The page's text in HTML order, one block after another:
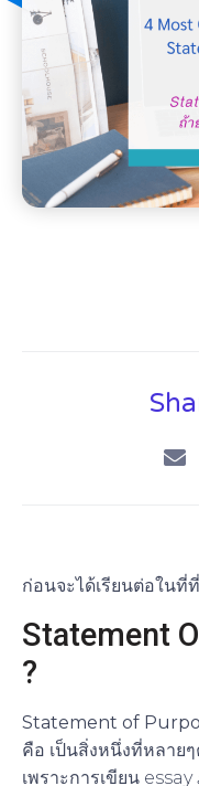
ก่อนจะได้เรียนต่อในที่
Statement
?
Statement of
คือ เป็นสิ่งหนึ่งที่หลาย
เพราะการเขียน